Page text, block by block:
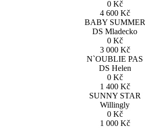
0 Kč
4 600 Kč
BABY SUMMER
DS Mladecko
0 Kč
3 000 Kč
N`OUBLIE PAS
DS Helen
0 Kč
1 400 Kč
SUNNY STAR
Willingly
0 Kč
1 000 Kč